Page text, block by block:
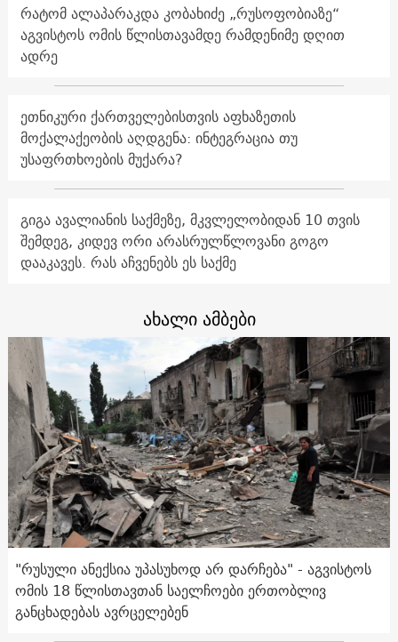
რატომ ალაპარაკდა კობახიძე „რუსოფობიაზე“
აგვისტოს ომის წლისთავამდე რამდენიმე დღით
ადრე
ეთნიკური ქართველებისთვის აფხაზეთის
მოქალაქეობის აღდგენა: ინტეგრაცია თუ
უსაფრთხოების მუქარა?
გიგა ავალიანის საქმეზე, მკვლელობიდან 10 თვის
შემდეგ, კიდევ ორი არასრულწლოვანი გოგო
დააკავეს. რას აჩვენებს ეს საქმე
ახალი ამბები
"რუსული ანექსია უპასუხოდ არ დარჩება" - აგვისტოს
ომის 18 წლისთავთან საელჩოები ერთობლივ
განცხადებას ავრცელებენ